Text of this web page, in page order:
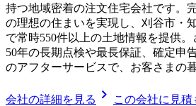
持つ地域密着の注文住宅会社です。
の理想の住まいを実現し、刈谷市・
で常時550件以上の土地情報を提供
50年の長期点検や最長保証、確定申
のアフターサービスで、お客さまの
会社の詳細を見る chevron_right この会社に見